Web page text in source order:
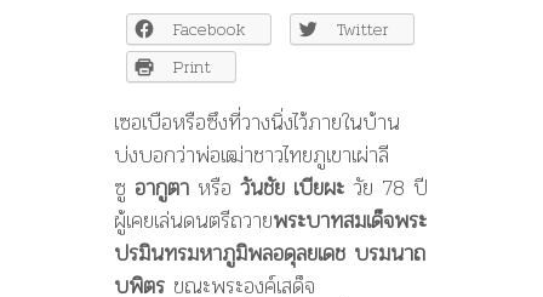
เบีย
ผะ
“ไม่ใช่
ในหลวง
ก็
ไม่
ได้
อยู่
แผ่น
ดิน
นี้”
Facebook
Twitter
Print
เซอเบือหรือซึงที่วางนิ่งไว้ภายในบ้าน
บ่งบอกว่าพ่อเฒ่าชาวไทยภูเขาเผ่าลี
ซู อากูตา หรือ วันชัย เบียผะ วัย 78 ปี
ผู้เคยเล่นดนตรีถวายพระบาทสมเด็จพระ
ปรมินทรมหาภูมิพลอดุลยเดช บรมนาถ
บพิตร ขณะพระองค์เสด็จ